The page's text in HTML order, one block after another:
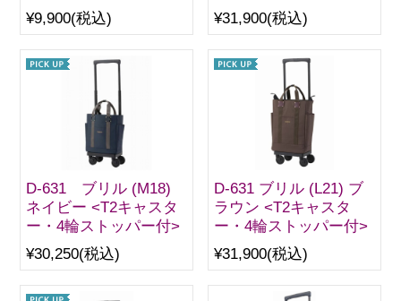
¥9,900(税込)
¥31,900(税込)
D-631 ブリル (M18)
ネイビー <T2キャスタ
ー・4輪ストッパー付>
¥30,250(税込)
D-631 ブリル (L21) ブ
ラウン <T2キャスタ
ー・4輪ストッパー付>
¥31,900(税込)